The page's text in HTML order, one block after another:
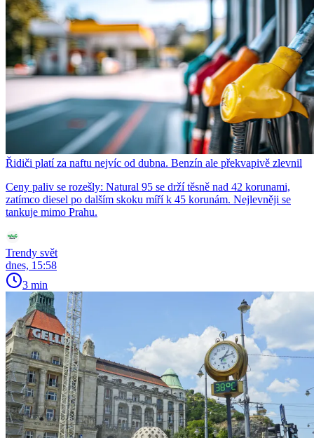
Řidiči platí za naftu nejvíc od dubna. Benzín ale překvapivě zlevnil
Ceny paliv se rozešly: Natural 95 se drží těsně nad 42 korunami,
zatímco diesel po dalším skoku míří k 45 korunám. Nejlevněji se
tankuje mimo Prahu.
Trendy svět
dnes, 15:58
3 min